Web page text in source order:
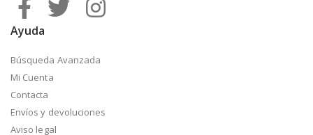
Ayuda
Búsqueda Avanzada
Mi Cuenta
Contacta
Envíos y devoluciones
Aviso legal